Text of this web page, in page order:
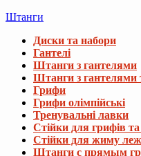
Штанги
Диски та набори
Гантелі
Штанги з гантелями
Штанги з гантелями
Грифи
Грифи олімпійські
Тренувальні лавки
Стійки для грифів та
Стійки для жиму
Штанги с прямым